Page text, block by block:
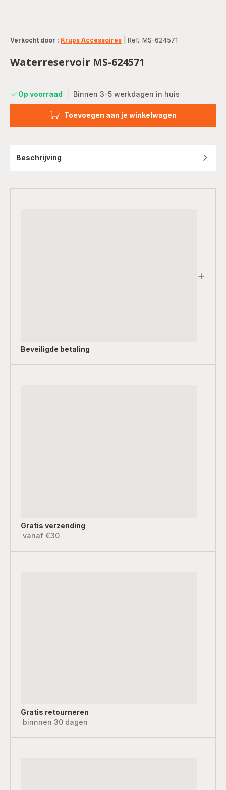
Verkocht door : Krups Accessoires Ref.: MS-624571
Waterreservoir MS-624571
Op voorraad Binnen 3-5 werkdagen in huis
Toevoegen aan je winkelwagen
Beschrijving
Beveiligde betaling
Gratis verzending
vanaf €30
Gratis retourneren
binnnen 30 dagen